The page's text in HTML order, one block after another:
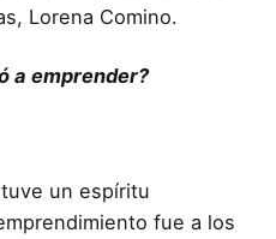
Lorena Comino.
a emprender?
un espíritu
fue a los